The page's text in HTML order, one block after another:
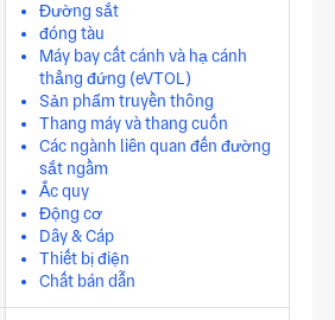
Đường sắt
đóng tàu
Máy bay cất cánh và hạ cánh
thẳng đứng (eVTOL)
Sản phẩm truyền thông
Thang máy và thang cuốn
Các ngành liên quan đến đường
sắt ngầm
Ắc quy
Động cơ
Dây & Cáp
Thiết bị điện
Chất bán dẫn